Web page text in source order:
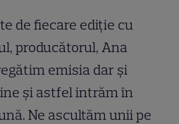
de fiecare ediție cu
producătorul, Ana
emisia dar și
și astfel intrăm în
Ne ascultăm unii pe